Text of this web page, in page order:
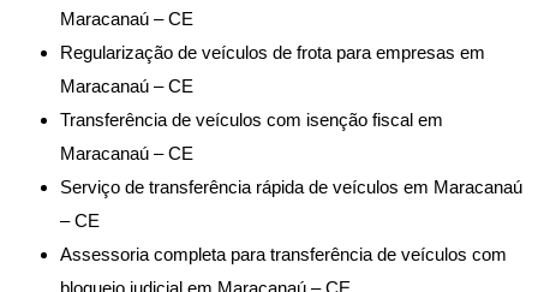
Maracanaú – CE
Regularização de veículos de frota para empresas em
Maracanaú – CE
Transferência de veículos com isenção fiscal em
Maracanaú – CE
Serviço de transferência rápida de veículos em Maracanaú
– CE
Assessoria completa para transferência de veículos com
bloqueio judicial em Maracanaú – CE